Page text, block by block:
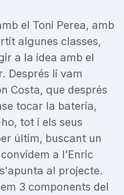
el Toni Perea, amb
algunes classes,
a la idea amb el
Després li vam
Costa, que després
tocar la bateria,
tot i els seus
últim, buscant un
a l’Enric
al projecte.
3 components del